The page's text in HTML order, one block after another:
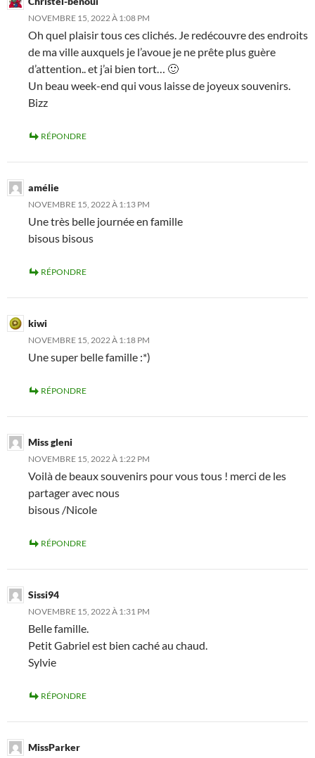
NOVEMBRE 15, 2022 À 1:08 PM
Oh quel plaisir tous ces clichés. Je redécouvre des endroits
de ma ville auxquels je l’avoue je ne prête plus guère
d’attention.. et j’ai bien tort… 🙂
Un beau week-end qui vous laisse de joyeux souvenirs.
Bizz
RÉPONDRE
amélie
NOVEMBRE 15, 2022 À 1:13 PM
Une très belle journée en famille
bisous bisous
RÉPONDRE
kiwi
NOVEMBRE 15, 2022 À 1:18 PM
Une super belle famille :*)
RÉPONDRE
Miss gleni
NOVEMBRE 15, 2022 À 1:22 PM
Voilà de beaux souvenirs pour vous tous ! merci de les
partager avec nous
bisous /Nicole
RÉPONDRE
Sissi94
NOVEMBRE 15, 2022 À 1:31 PM
Belle famille.
Petit Gabriel est bien caché au chaud.
Sylvie
RÉPONDRE
MissParker